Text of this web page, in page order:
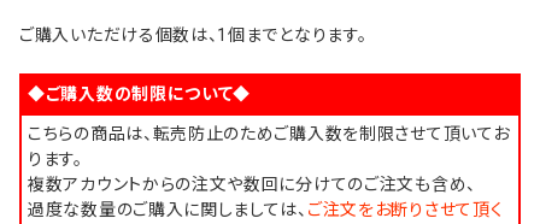
ご購入いただける個数は、1個までとなります。
◆ご購入数の制限について◆
こちらの商品は、転売防止のためご購入数を制限させて頂いてお
ります。
複数アカウントからの注文や数回に分けてのご注文も含め、
過度な数量のご購入に関しましては、 ご注文をお断りさせて頂く